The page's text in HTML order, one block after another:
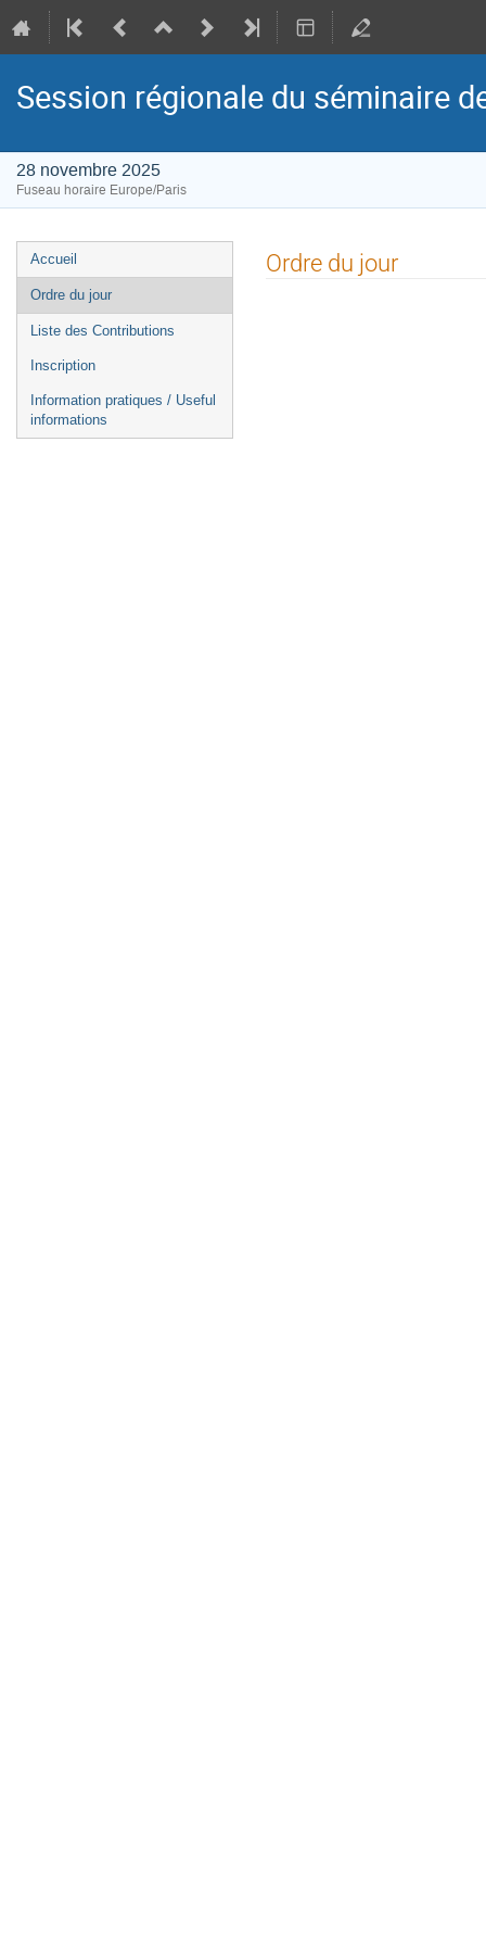
Session régionale du séminaire
28 novembre 2025
Fuseau horaire Europe/Paris
Menu
de
l'événement
Accueil
Ordre du jour
Liste des Contributions
Inscription
Information pratiques / Useful
informations
Ordre du jour